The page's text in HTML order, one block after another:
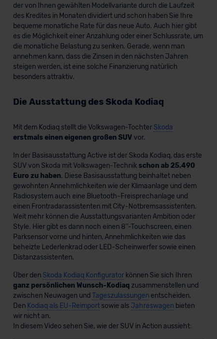
unserem Datenschutzbeauftragten unter
datenschutz@meinauto.de anfordern.
Datenschutzerklärung|Impressum
der von Ihnen gewählten Modellvariante durch die Laufzeit
des Kredites in Monaten dividiert und schon haben Sie Ihre
bequeme monatliche Rate für das neue Auto. Auch hier gibt
es die Möglichkeit einer Anzahlung oder einer Schlussrate, um
die monatliche Belastung zu senken. Gerade, wenn man
annehmen kann, dass die Zinsen in den nächsten Jahren
steigen werden, ist eine solche Finanzierung natürlich
besonders attraktiv.
Die Ausstattung des Skoda Kodiaq
Mit dem Kodiaq stellt die Volkswagen-Tochter Skoda
erstmals einen eigenen großen SUV vor.
In der Basisausstattung Active ist der Skoda Kodiaq, das erste
SUV von Skoda mit Volkswagen-Technik schon ab 25.490
Euro zu haben. Diese Basisausstattung beinhaltet neben
gewohnten Annehmlichkeiten wie der Klimaanlage und dem
Radiosystem auch eine Bluetooth-Freisprechanlage und
einen Frontradarassistenten mit City-Notbremsassistenten.
Weit mehr können die Ausstattungsvarianten Ambition oder
Style. Hier gibt es dann noch einen 8''-Touchscreen, einen
Parksensor vorne und hinten, Annehmlichkeiten wie das
beheizte Lederlenkrad oder LED-Scheinwerfer sowie einen
Distanzassistenten.
Über den Skoda Kodiaq Konfiguratorkönnen Sie sich Ihren
ganz persönlichen Wunsch-Kodiaq zusammenstellen und
zwischen Neuwagen und Tageszulassungenentscheiden.
Den Kodiaq als EU-Reimportsowie als Jahreswagenbieten
wir nicht an.
In diesem Video sehen Sie, wie der SUV in Action aussieht: